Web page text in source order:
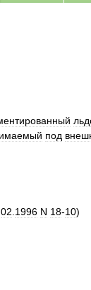
под
02 1996 N 18-10)